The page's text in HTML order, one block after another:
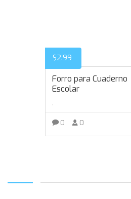
$2.99
Forro para Cuaderno
Escolar
,
0 0